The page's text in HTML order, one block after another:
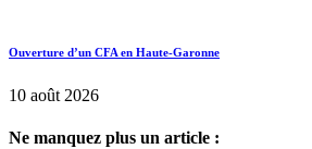
Ouverture d’un CFA en Haute-Garonne
10 août 2026
Ne manquez plus un article :